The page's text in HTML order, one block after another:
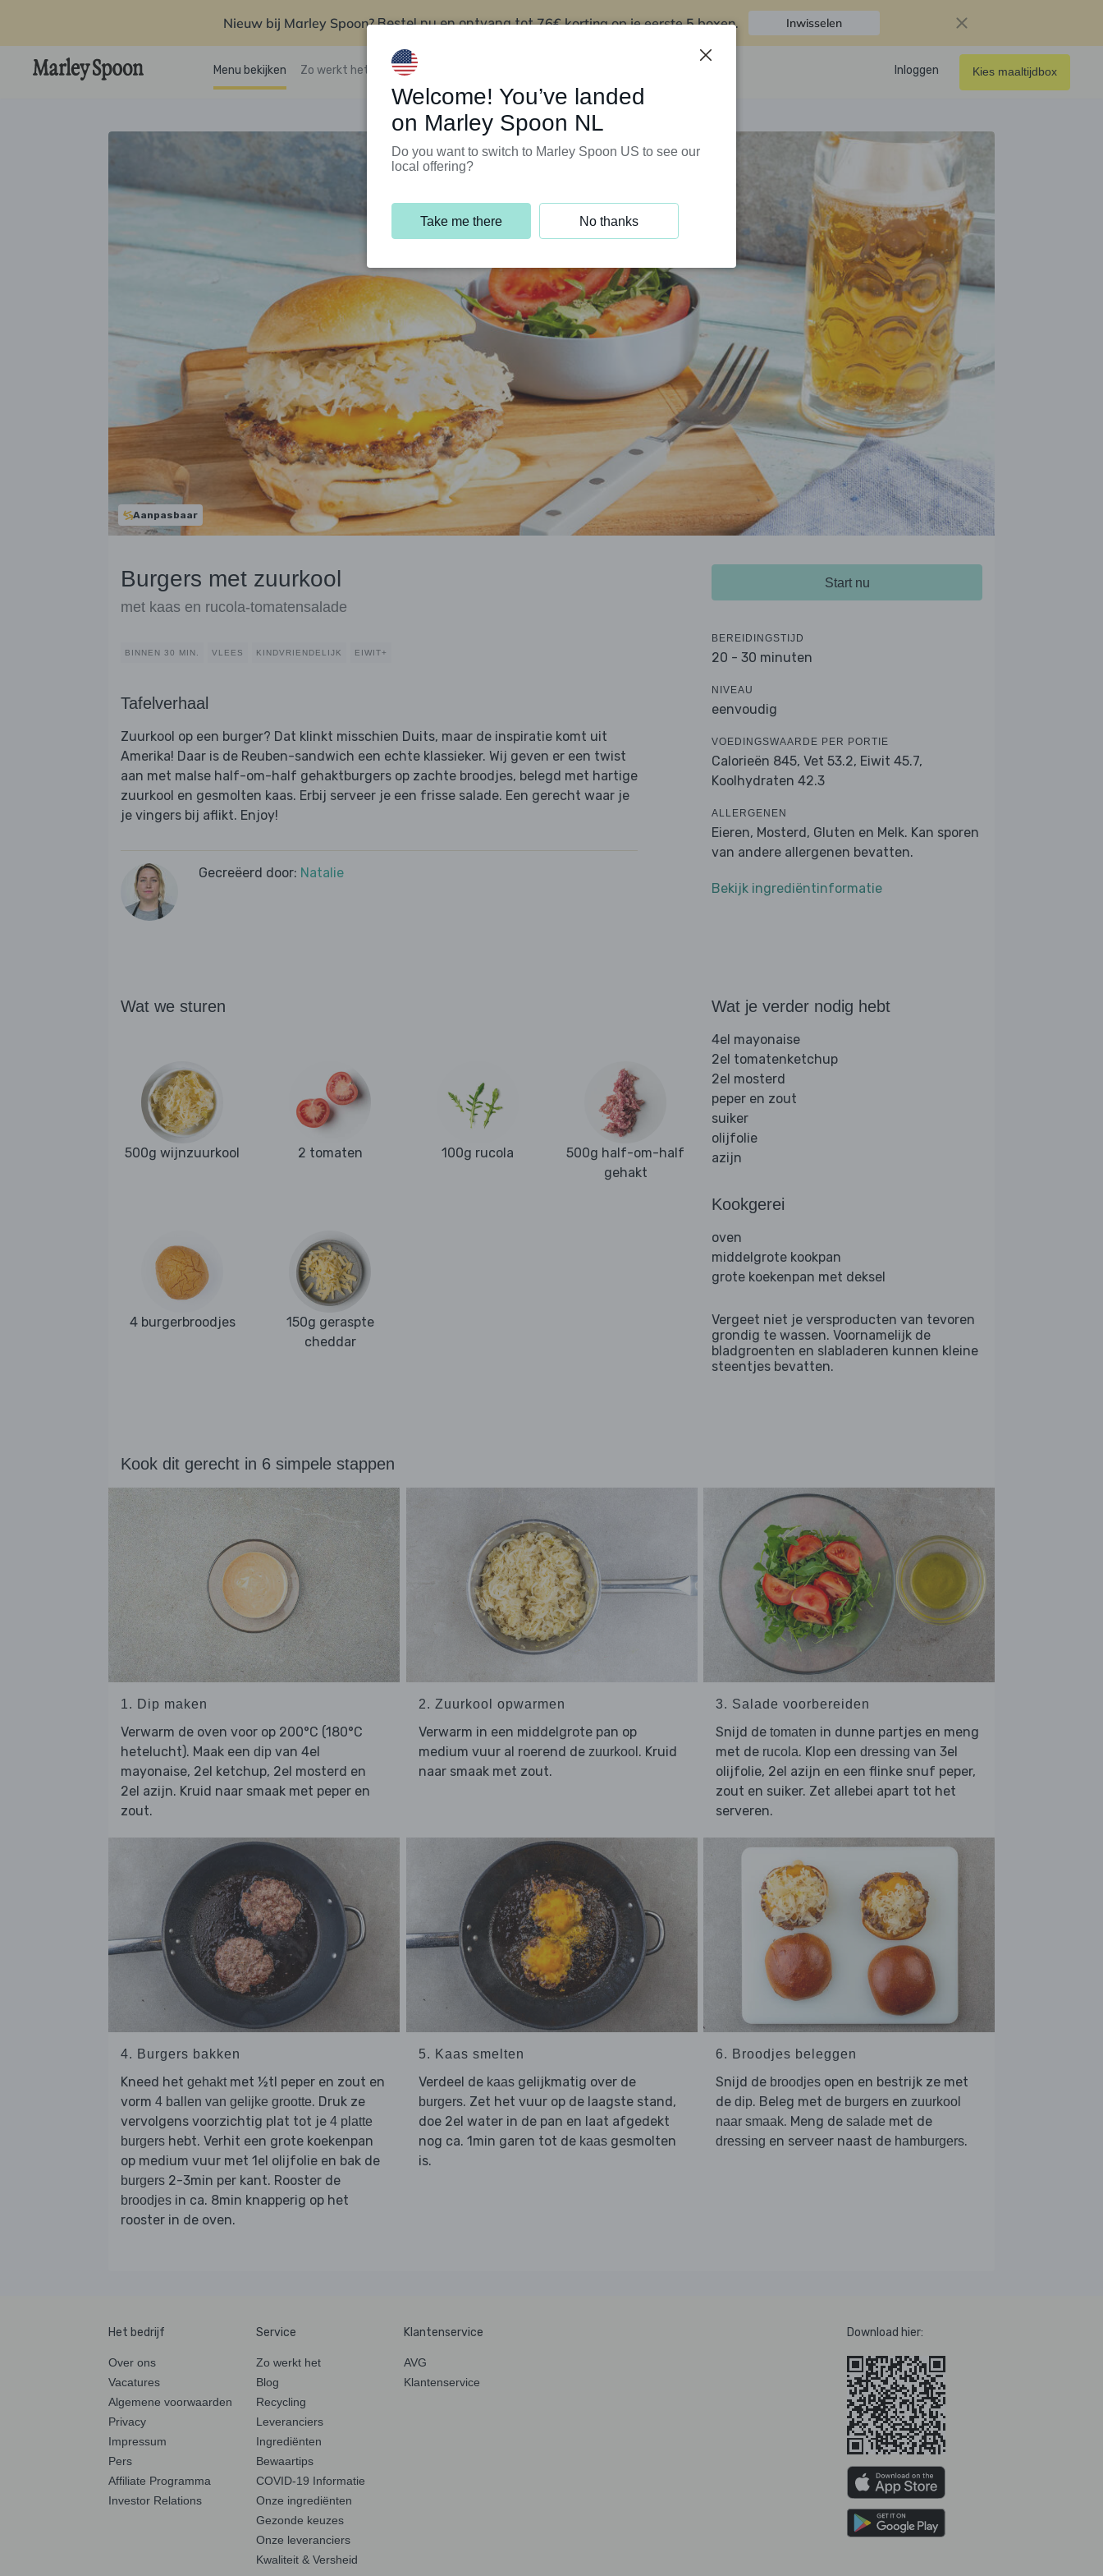
Nieuw bij Marley Spoon?Bestel nu en ontvang tot76€ korting op je eerste 5 boxen. Inwisselen
Menu bekijken Zo werkt het Klantenservice Inloggen Kies maaltijdbox
Aanpasbaar
Burgers met zuurkool
met kaas en rucola-tomatensalade
BINNEN 30 MIN. VLEES KINDVRIENDELIJK EIWIT+
Tafelverhaal
Zuurkool op een burger? Dat klinkt misschien Duits, maar de inspiratie komt uit
Amerika! Daar is de Reuben-sandwich een echte klassieker. Wij geven er een twist
aan met malse half-om-half gehaktburgers op zachte broodjes, belegd met hartige
zuurkool en gesmolten kaas. Erbij serveer je een frisse salade. Een gerecht waar je
je vingers bij aflikt. Enjoy!
Gecreëerd door: Natalie
Start nu
BEREIDINGSTIJD
20 - 30 minuten
NIVEAU
eenvoudig
VOEDINGSWAARDE PER PORTIE
Calorieën 845, Vet 53.2, Eiwit 45.7,
Koolhydraten 42.3
ALLERGENEN
Eieren, Mosterd, Gluten en Melk. Kan sporen
van andere allergenen bevatten.
Bekijk ingrediëntinformatie
Wat we sturen
500g wijnzuurkool 2 tomaten 100g rucola
500g half-om-half
gehakt
4 burgerbroodjes
150g geraspte
cheddar
Wat je verder nodig hebt
4el mayonaise
2el tomatenketchup
2el mosterd
peper en zout
suiker
olijfolie
azijn
Kookgerei
oven
middelgrote kookpan
grote koekenpan met deksel
Vergeet niet je versproducten van tevoren
grondig te wassen. Voornamelijk de
bladgroenten en slabladeren kunnen kleine
steentjes bevatten.
Kook dit gerecht in 6 simpele stappen
1. Dip maken
Verwarm de oven voor op 200°C (180°C
hetelucht). Maak een dip van 4el
mayonaise, 2el ketchup, 2el mosterd en
2el azijn. Kruid naar smaak met peper en
zout.
2. Zuurkool opwarmen
Verwarm in een middelgrote pan op
medium vuur al roerend de zuurkool . Kruid
naar smaak met zout.
3. Salade voorbereiden
Snijd de tomaten in dunne partjes en meng
met de rucola. Klop een dressing van 3el
olijfolie, 2el azijn en een flinke snuf peper,
zout en suiker. Zet allebei apart tot het
serveren.
4. Burgers bakken
Kneed het gehakt met ½tl peper en zout en
vorm 4 ballen van gelijke grootte. Druk ze
vervolgens voorzichtig plat tot je 4 platte
burgers hebt. Verhit een grote koekenpan
op medium vuur met 1el olijfolie en bak de
burgers 2-3min per kant. Rooster de
broodjes in ca. 8min knapperig op het
rooster in de oven.
5. Kaas smelten
Verdeel de kaasgelijkmatig over de
burgers. Zet het vuur op de laagste stand,
doe 2el water in de pan en laat afgedekt
nog ca. 1min garen tot de kaasgesmolten
is.
6. Broodjes beleggen
Snijd de broodjes open en bestrijk ze met
de dip. Beleg met de burgers en zuurkool
naar smaak. Meng de salade met de
dressing en serveer naast de hamburgers.
Het bedrijf
Over ons
Vacatures
Algemene voorwaarden
Privacy
Impressum
Pers
Affiliate Programma
Investor Relations
Service
Zo werkt het
Blog
Recycling
Leveranciers
Ingrediënten
Bewaartips
COVID-19 Informatie
Onze ingrediënten
Gezonde keuzes
Onze leveranciers
Kwaliteit & Versheid
Klantenservice
AVG
Klantenservice
Download hier:
Welcome! You’ve landed
on Marley Spoon NL
Do you want to switch to Marley Spoon US to see our
local offering?
Take me there No thanks